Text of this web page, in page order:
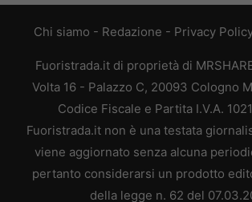
Chi siamo - Redazione - Privacy
Fuoristrada.it di proprietà di
Volta 16 - Palazzo C, 20093 Cologno
Codice Fiscale e Partita I.V.A.
Fuoristrada.it non è una testata
viene aggiornato senza alcuna
pertanto considerarsi un prodotto
della legge n. 62 del